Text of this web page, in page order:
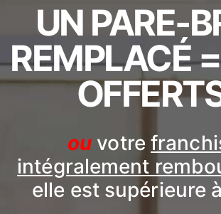
UN PARE-
REMPLACÉ
ou votre
intégralement
elle est supérieure